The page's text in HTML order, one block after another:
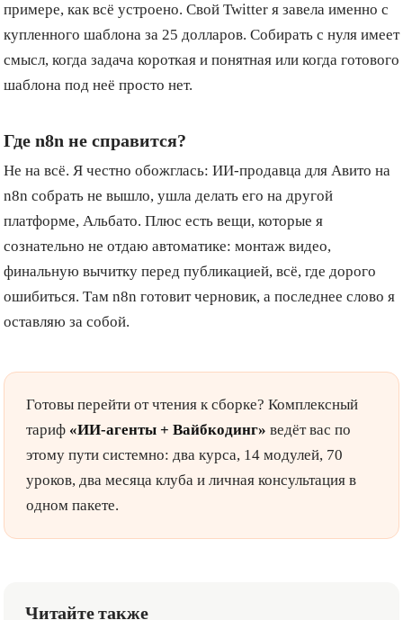
примере, как всё устроено. Свой Twitter я завела именно с
купленного шаблона за 25 долларов. Собирать с нуля имеет
смысл, когда задача короткая и понятная или когда готового
шаблона под неё просто нет.
Где n8n не справится?
Не на всё. Я честно обожглась: ИИ-продавца для Авито на
n8n собрать не вышло, ушла делать его на другой
платформе, Альбато. Плюс есть вещи, которые я
сознательно не отдаю автоматике: монтаж видео,
финальную вычитку перед публикацией, всё, где дорого
ошибиться. Там n8n готовит черновик, а последнее слово я
оставляю за собой.
Готовы перейти от чтения к сборке? Комплексный
тариф «ИИ-агенты + Вайбкодинг» ведёт вас по
этому пути системно: два курса, 14 модулей, 70
уроков, два месяца клуба и личная консультация в
одном пакете.
Читайте также